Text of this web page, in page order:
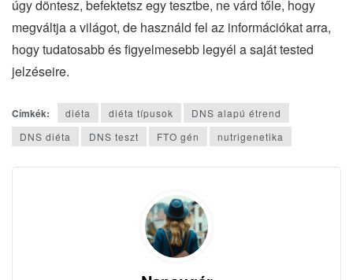
úgy döntesz, befektetsz egy tesztbe, ne várd tőle, hogy
megváltja a világot, de használd fel az információkat arra,
hogy tudatosabb és figyelmesebb legyél a saját tested
jelzéseire.
Címkék: diéta diéta típusok
DNS alapú étrend
DNS diéta
DNS teszt FTO gén nutrigenetika